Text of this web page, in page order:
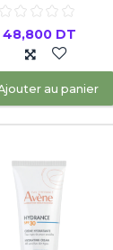
48,800 DT
au panier